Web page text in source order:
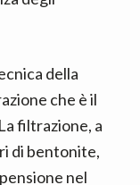
della
che è il
filtrazione, a
di bentonite,
nel